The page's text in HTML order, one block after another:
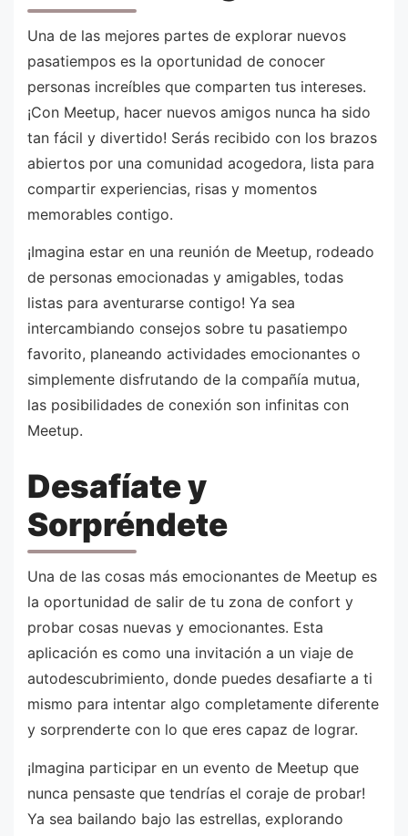
Una de las mejores partes de explorar nuevos
pasatiempos es la oportunidad de conocer
personas increíbles que comparten tus intereses.
¡Con Meetup, hacer nuevos amigos nunca ha sido
tan fácil y divertido! Serás recibido con los brazos
abiertos por una comunidad acogedora, lista para
compartir experiencias, risas y momentos
memorables contigo.
¡Imagina estar en una reunión de Meetup, rodeado
de personas emocionadas y amigables, todas
listas para aventurarse contigo! Ya sea
intercambiando consejos sobre tu pasatiempo
favorito, planeando actividades emocionantes o
simplemente disfrutando de la compañía mutua,
las posibilidades de conexión son infinitas con
Meetup.
Desafíate y
Sorpréndete
Una de las cosas más emocionantes de Meetup es
la oportunidad de salir de tu zona de confort y
probar cosas nuevas y emocionantes. Esta
aplicación es como una invitación a un viaje de
autodescubrimiento, donde puedes desafiarte a ti
mismo para intentar algo completamente diferente
y sorprenderte con lo que eres capaz de lograr.
¡Imagina participar en un evento de Meetup que
nunca pensaste que tendrías el coraje de probar!
Ya sea bailando bajo las estrellas, explorando